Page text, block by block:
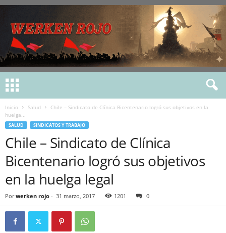
Inicio Salud
Chile – Sindicato de Clínica Bicentenario logró sus objetivos en la
huelga...
SALUD SINDICATOS Y TRABAJO
Chile – Sindicato de Clínica
Bicentenario logró sus objetivos
en la huelga legal
Por werken rojo - 31 marzo, 2017 1201 0